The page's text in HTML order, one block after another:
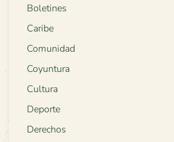
Boletines
Caribe
Comunidad
Coyuntura
Cultura
Deporte
Derechos